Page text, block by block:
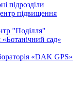
підрозділи
підвищення
"Поділля"
«Ботанічний сад»
«DAK GPS»